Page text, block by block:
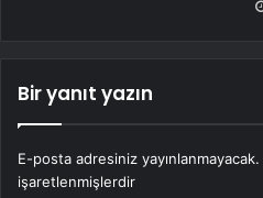
Bir yanıt yazın
E-posta adresiniz yayınlanmayacak.
işaretlenmişlerdir